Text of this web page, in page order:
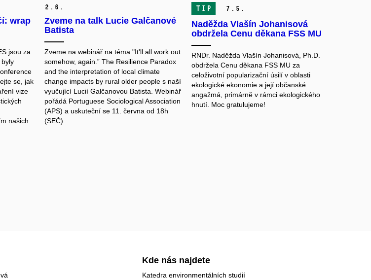
wrap
jsou za
se, jak
vize
našich
2. 6.
Zveme na talk Lucie Galčanové
Batista
Zveme na webinář na téma "It'll all work out
somehow, again.” The Resilience Paradox
and the interpretation of local climate
change impacts by rural older people s naší
vyučující Lucií Galčanovou Batista. Webinář
pořádá Portuguese Sociological Association
(APS) a uskuteční se 11. června od 18h
(SEČ).
TIP 7. 5.
Naděžda Vlašín Johanisová
obdržela Cenu děkana FSS MU
RNDr. Naděžda Vlašín Johanisová, Ph.D.
obdržela Cenu děkana FSS MU za
celoživotní popularizační úsilí v oblasti
ekologické ekonomie a její občanské
angažmá, primárně v rámci ekologického
hnutí. Moc gratulujeme!
Kde nás najdete
Katedra environmentálních studií